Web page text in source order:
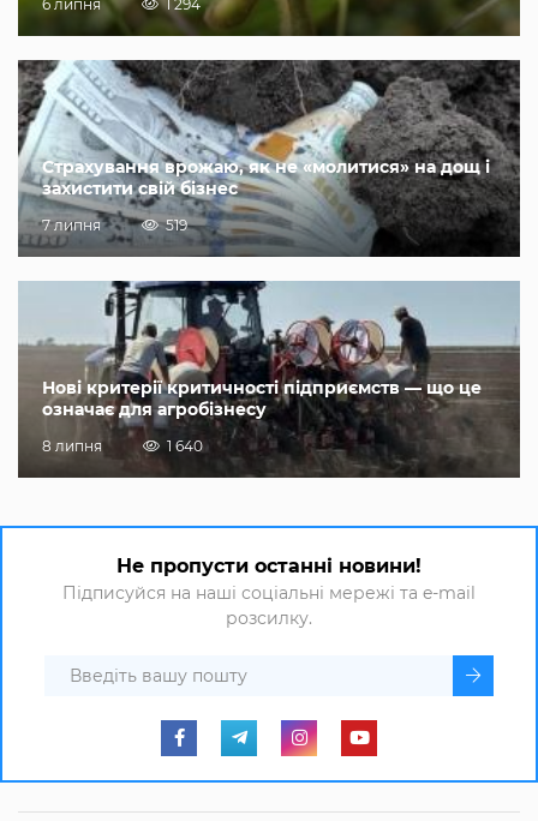
6 липня 1 294
Страхування врожаю, як не «молитися» на дощ і
захистити свій бізнес
7 липня 519
Нові критерії критичності підприємств — що це
означає для агробізнесу
8 липня 1 640
Не пропусти останні новини!
Підписуйся на наші соціальні мережі та e-mail
розсилку.